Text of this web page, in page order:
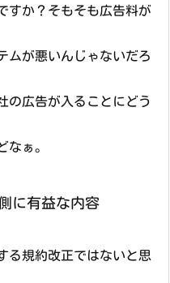
すか？そもそも広告料が
ムが悪いんじゃないだろ
の広告が入ることにどう
なぁ。
に有益な内容
る規約改正ではないと思